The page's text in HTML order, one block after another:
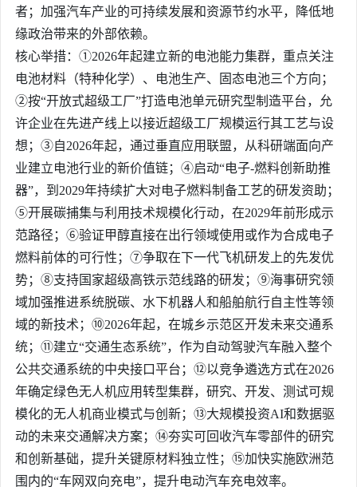
者；加强汽车产业的可持续发展和资源节约水平，降低地
缘政治带来的外部依赖。
核心举措：①2026年起建立新的电池能力集群，重点关注
电池材料（特种化学）、电池生产、固态电池三个方向；
②按“开放式超级工厂”打造电池单元研究型制造平台，允
许企业在先进产线上以接近超级工厂规模运行其工艺与设
想；③自2026年起，通过垂直应用联盟，从科研端面向产
业建立电池行业的新价值链；④启动“电子-燃料创新助推
器”，到2029年持续扩大对电子燃料制备工艺的研发资助；
⑤开展碳捕集与利用技术规模化行动，在2029年前形成示
范路径；⑥验证甲醇直接在出行领域使用或作为合成电子
燃料前体的可行性；⑦争取在下一代飞机研发上的先发优
势；⑧支持国家超级高铁示范线路的研发；⑨海事研究领
域加强推进系统脱碳、水下机器人和船舶航行自主性等领
域的新技术；⑩2026年起，在城乡示范区开发未来交通系
统；⑪建立“交通生态系统”，作为自动驾驶汽车融入整个
公共交通系统的中央接口平台；⑫以竞争遴选方式在2026
年确定绿色无人机应用转型集群，研究、开发、测试可规
模化的无人机商业模式与创新；⑬大规模投资AI和数据驱
动的未来交通解决方案；⑭夯实可回收汽车零部件的研究
和创新基础，提升关键原材料独立性；⑮加快实施欧洲范
围内的“车网双向充电”，提升电动汽车充电效率。